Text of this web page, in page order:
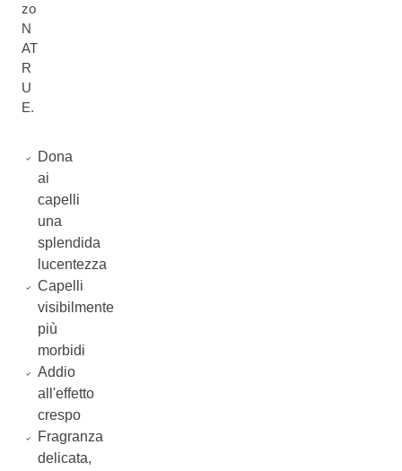
zo
N
AT
R
U
E.
Dona
ai
capelli
una
splendida
lucentezza
Capelli
visibilmente
più
morbidi
Addio
all'effetto
crespo
Fragranza
delicata,